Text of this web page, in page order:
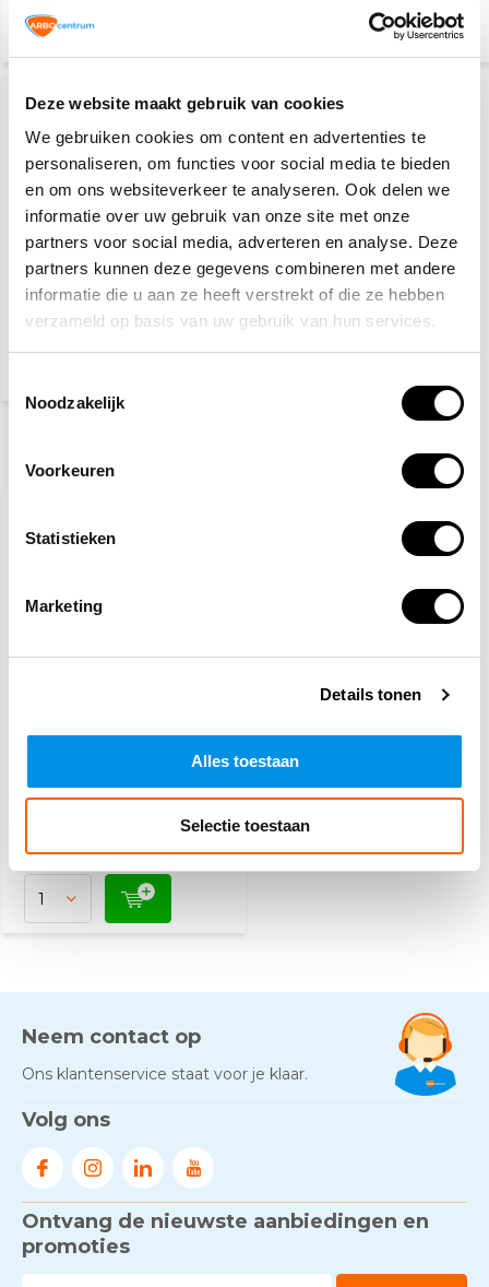
Deze website maakt gebruik van cookies
We gebruiken cookies om content en advertenties te
personaliseren, om functies voor social media te bieden
en om ons websiteverkeer te analyseren. Ook delen we
informatie over uw gebruik van onze site met onze
partners voor social media, adverteren en analyse. Deze
partners kunnen deze gegevens combineren met andere
informatie die u aan ze heeft verstrekt of die ze hebben
verzameld op basis van uw gebruik van hun services.
Noodzakelijk
Voorkeuren
Statistieken
Marketing
Details tonen
Alles toestaan
Selectie toestaan
27,50
(33,28 Incl. btw)
PSP
werkhandschoenen
3,10
Recent bekeken
blanke lens
8,80
Vandaag besteld, dinsdag
in huis
Neem contact op
Ons klantenservice staat voor je klaar.
Volg ons
Ontvang de nieuwste aanbiedingen en
promoties